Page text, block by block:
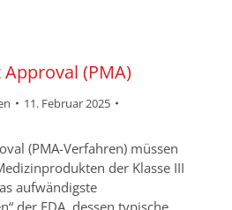
(PMA)
11. Februar 2025
(PMA-Verfahren) müssen
der Klasse III
aufwändigste
der FDA, dessen typische